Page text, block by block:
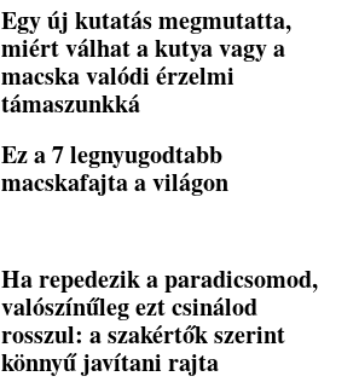
Egy új kutatás megmutatta,
miért válhat a kutya vagy a
macska valódi érzelmi
támaszunkká
Ez a 7 legnyugodtabb
macskafajta a világon
Ha repedezik a paradicsomod,
valószínűleg ezt csinálod
rosszul: a szakértők szerint
könnyű javítani rajta